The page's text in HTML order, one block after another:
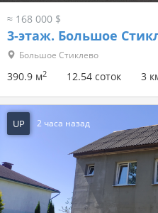
Разместить
UP -23 минуты назад